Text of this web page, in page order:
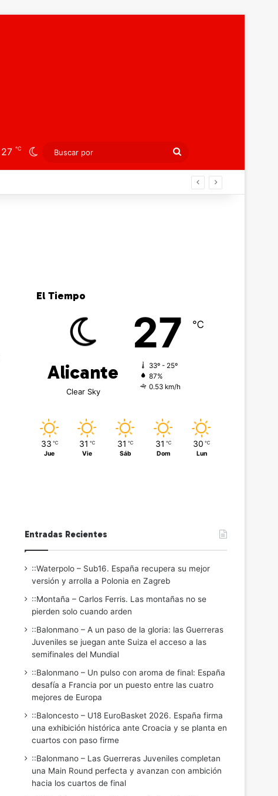
27 ℃ Switch skin
por
El Tiempo
Alicante
Clear Sky
27 ℃
33º - 25º
87%
0.53 km/h
33 ℃
Jue
31 ℃
Vie
31 ℃
Sáb
31 ℃
Dom
30 ℃
Lun
Entradas Recientes
::Waterpolo – Sub16. España recupera su mejor
versión y arrolla a Polonia en Zagreb
::Montaña – Carlos Ferris. Las montañas no se
pierden solo cuando arden
::Balonmano – A un paso de la gloria: las Guerreras
Juveniles se juegan ante Suiza el acceso a las
semifinales del Mundial
::Balonmano – Un pulso con aroma de final: España
desafía a Francia por un puesto entre las cuatro
mejores de Europa
::Baloncesto – U18 EuroBasket 2026. España firma
una exhibición histórica ante Croacia y se planta en
cuartos con paso firme
::Balonmano – Las Guerreras Juveniles completan
una Main Round perfecta y avanzan con ambición
hacia los cuartos de final